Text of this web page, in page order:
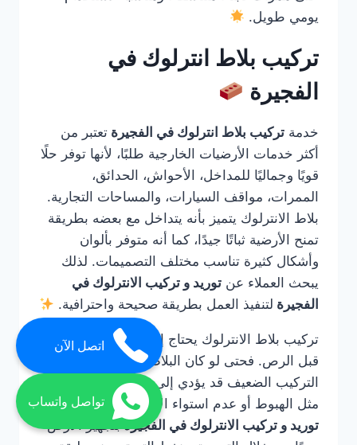
يومي طويل.
تركيب بلاط انترلوك في
الفجيرة
خدمة تركيب بلاط انترلوك في الفجيرة تعتبر من
أكثر خدمات الأرضيات الخارجية طلبًا، لأنها توفر حلًا
قويًا وجماليًا للمداخل، الأحواش، الحدائق،
الممرات، مواقف السيارات، والمساحات التجارية.
بلاط الانترلوك يتميز بأنه يتداخل مع بعضه بطريقة
تمنح الأرضية ثباتًا جيدًا، كما أنه متوفر بألوان
وأشكال كثيرة تناسب مختلف التصميمات. لذلك
يبحث العملاء عن توريد و تركيب الانترلوك في
الفجيرة لتنفيذ العمل بطريقة صحيحة واحترافية.
تركيب بلاط الانترلوك يحتاج إلى خبرة في التأسيس
قبل الرص. فحتى لو كان البلاط عالي الجودة، فإن
التركيب الضعيف قد يؤدي إلى مشاكل مستقبلية
مثل الهبوط أو عدم استواء الأرضية. لذلك تقوم
توريد و تركيب الانترلوك في الفجيرةبتجهيز الأرض
اتصل الآن
تواصل واتساب